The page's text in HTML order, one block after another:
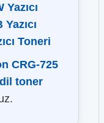
Yazıcı
Toneri
CRG-725
toner